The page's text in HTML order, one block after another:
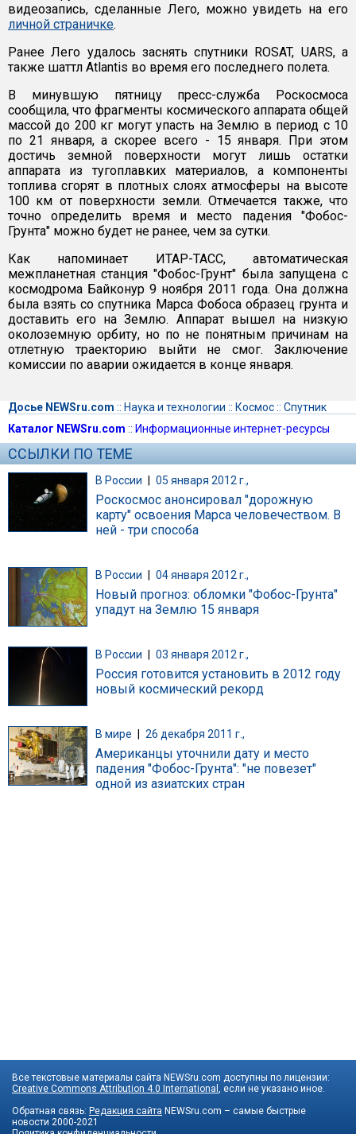
видеозапись, сделанные Лего, можно увидеть на его
личной страничке.
Ранее Лего удалось заснять спутники ROSAT, UARS, а
также шаттл Atlantis во время его последнего полета.
В минувшую пятницу пресс-служба Роскосмоса
сообщила, что фрагменты космического аппарата общей
массой до 200 кг могут упасть на Землю в период с 10
по 21 января, а скорее всего - 15 января. При этом
достичь земной поверхности могут лишь остатки
аппарата из тугоплавких материалов, а компоненты
топлива сгорят в плотных слоях атмосферы на высоте
100 км от поверхности земли. Отмечается также, что
точно определить время и место падения "Фобос-
Грунта" можно будет не ранее, чем за сутки.
Как напоминает ИТАР-ТАСС, автоматическая
межпланетная станция "Фобос-Грунт" была запущена с
космодрома Байконур 9 ноября 2011 года. Она должна
была взять со спутника Марса Фобоса образец грунта и
доставить его на Землю. Аппарат вышел на низкую
околоземную орбиту, но по не понятным причинам на
отлетную траекторию выйти не смог. Заключение
комиссии по аварии ожидается в конце января.
Досье NEWSru.com :: Наука и технологии :: Космос:: Спутник
Каталог NEWSru.com :: Информационные интернет-ресурсы
ССЫЛКИ ПО ТЕМЕ
В России | 05 января 2012 г.,
Роскосмос анонсировал "дорожную
карту" освоения Марса человечеством. В
ней - три способа
В России 04 января 2012 г.,
Новый прогноз: обломки "Фобос-Грунта"
упадут на Землю 15 января
В России 03 января 2012 г.,
Россия готовится установить в 2012 году
новый космический рекорд
В мире 26 декабря 2011 г.,
Американцы уточнили дату и место
падения "Фобос-Грунта": "не повезет"
одной из азиатских стран
Все текстовые материалы сайта NEWSru.com доступны по лицензии:
Creative Commons Attribution 4.0 International
, если не указано иное.
Обратная связь: Редакция сайта NEWSru.com – самые быстрые
новости 2000-2021